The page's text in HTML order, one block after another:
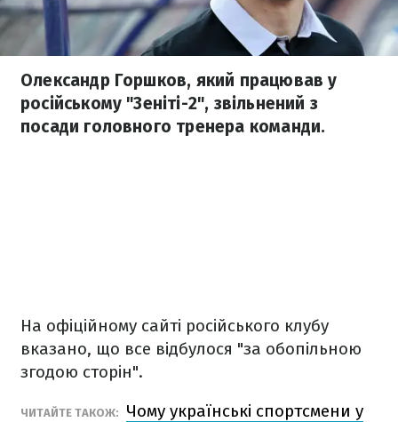
Олександр Горшков, який працював у
російському "Зеніті-2", звільнений з
посади головного тренера команди.
На офіційному сайті російського клубу
вказано, що все відбулося "за обопільною
згодою сторін".
ЧИТАЙТЕ ТАКОЖ:
Чому українські спортсмени у